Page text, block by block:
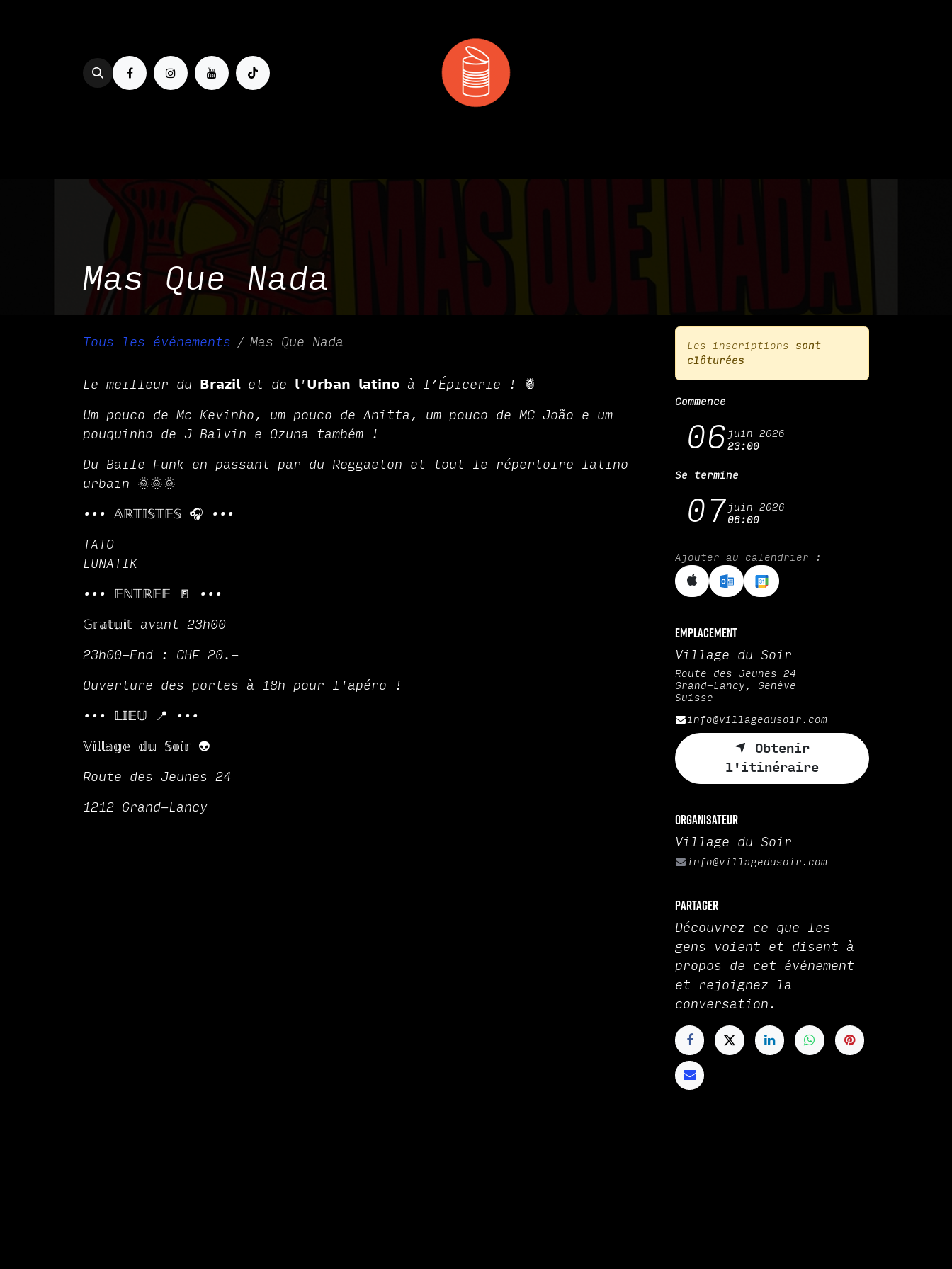
Mas Que Nada
Tous les événements Mas Que Nada
Le meilleur du 𝗕𝗿𝗮𝘇𝗶𝗹 et de 𝗹'𝗨𝗿𝗯𝗮𝗻 𝗹𝗮𝘁𝗶𝗻𝗼 à l’Épicerie ! 🍍
Um pouco de Mc Kevinho, um pouco de Anitta, um pouco de MC João e um
pouquinho de J Balvin e Ozuna também !
Du Baile Funk en passant par du Reggaeton et tout le répertoire latino
urbain 🌞🌞🌞
••• 𝔸ℝ𝕋𝕀𝕊𝕋𝔼𝕊 🎧 •••
TATO
LUNATIK
••• 𝔼ℕ𝕋ℝ𝔼𝔼 🚪 •••
𝔾𝕣𝕒𝕥𝕦𝕚𝕥 avant 23h00
23h00-End : CHF 20.-
Ouverture des portes à 18h pour l'apéro !
••• 𝕃𝕀𝔼𝕌 📍 •••
𝕍𝕚𝕝𝕝𝕒𝕘𝕖 𝕕𝕦 𝕊𝕠𝕚𝕣 👽
Route des Jeunes 24
1212 Grand-Lancy
Les inscriptions sont
clôturées
Commence
06 juin 2026
23:00
Se termine
07 juin 2026
06:00
Ajouter au calendrier :
Emplacement
Village du Soir
Route des Jeunes 24
Grand-Lancy, Genève
Suisse
info@villagedusoir.com
Obtenir
l'itinéraire
Organisateur
Village du Soir
info@villagedusoir.com
Partager
Découvrez ce que les
gens voient et disent à
propos de cet événement
et rejoignez la
conversation.